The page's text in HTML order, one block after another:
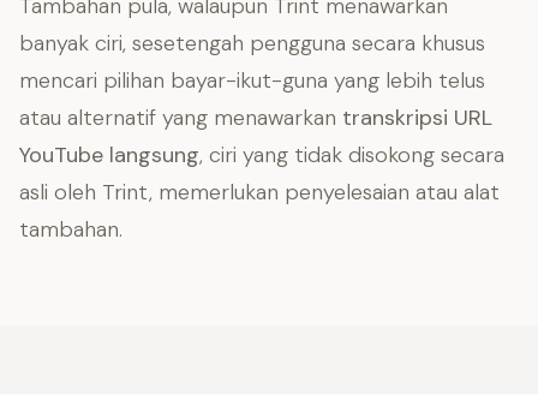
Tambahan pula, walaupun Trint menawarkan
banyak ciri, sesetengah pengguna secara khusus
mencari pilihan bayar-ikut-guna yang lebih telus
atau alternatif yang menawarkan transkripsi URL
YouTube langsung, ciri yang tidak disokong secara
asli oleh Trint, memerlukan penyelesaian atau alat
tambahan.